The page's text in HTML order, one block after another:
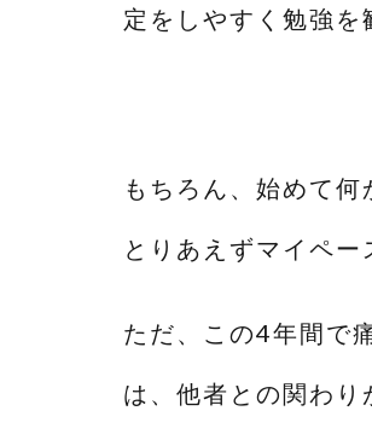
定をしやすく勉強を
もちろん、始めて何
とりあえずマイペー
ただ、この4年間で
は、他者との関わり